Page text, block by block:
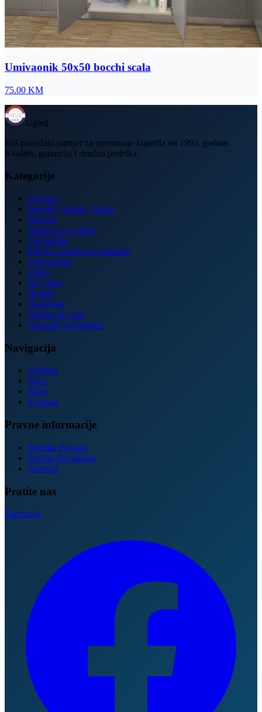
Umivaonik 50x50 bocchi scala
75.00 KM
Ugled
Vaš pouzdani partner za opremanje kupatila od 1993. godine.
Kvalitet, garancija i stručna podrška.
Kategorije
Grijalice
Baterije, slavine, česme
Slivnici
Daske za wc šolju
Tuš kabine
Prateća oprema za sanitarije
Umivaonici
Filteri
WC šolje
Bojleri
Namještaj
Pumpe za vodu
Ormarići za kupatilo
Navigacija
Početna
Shop
Blog
Kontakt
Pravne informacije
Politika Povrata
Pravila Privatnosti
Sitemap
Pratite nas
Facebook